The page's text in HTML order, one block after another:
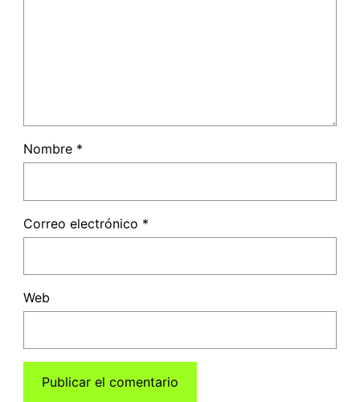
Nombre *
Correo electrónico *
Web